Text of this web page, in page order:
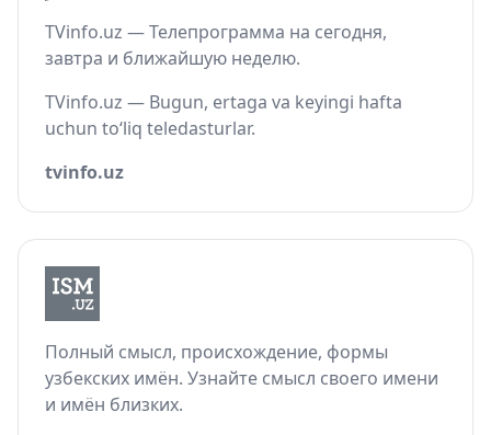
TVinfo.uz — Телепрограмма на сегодня,
завтра и ближайшую неделю.
TVinfo.uz — Bugun, ertaga va keyingi hafta
uchun to‘liq teledasturlar.
tvinfo.uz
Полный смысл, происхождение, формы
узбекских имён. Узнайте смысл своего имени
и имён близких.